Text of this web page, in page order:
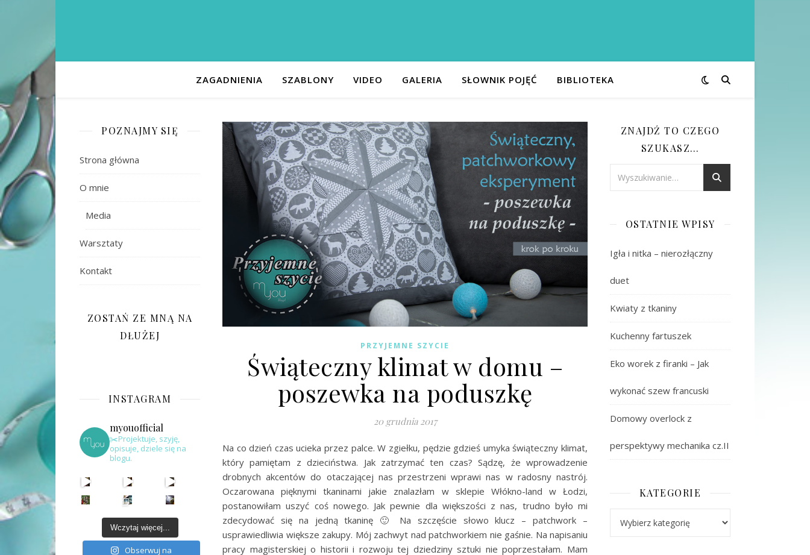
ZAGADNIENIA SZABLONY VIDEO GALERIA SŁOWNIK POJĘĆ BIBLIOTEKA
POZNAJMY SIĘ
Strona główna
O mnie
Media
Warsztaty
Kontakt
ZOSTAŃ ZE MNĄ NA
DŁUŻEJ
INSTAGRAM
myouofficial
✂️Projektuje, szyję,
opisuje, dziele się na
blogu.
Wczytaj więcej...
Obserwuj na
PRZYJEMNE SZYCIE
Świąteczny klimat w domu –
poszewka na poduszkę
20 grudnia 2017
Na co dzień czas ucieka przez palce. W zgiełku, pędzie gdzieś umyka świąteczny klimat,
który pamiętam z dzieciństwa. Jak zatrzymać ten czas? Sądzę, że wprowadzenie
drobnych akcentów do otaczającej nas przestrzeni wprawi nas w radosny nastrój.
Oczarowana pięknymi tkaninami jakie znalazłam w sklepie Włókno-land w Łodzi,
postanowiłam uszyć coś nowego. Jak pewnie dla większości z nas, trudno było mi
zdecydować się na jedną tkaninę 🙂 Na szczęście słowo klucz – patchwork –
usprawiedliwia większe zakupy. Mój zachwyt nad patchworkiem nie gaśnie. Na napisaniu
pracy magisterskiej o historii i rozwoju tej dziedziny sztuki nie poprzestałam. Mam
ZNAJDŹ TO CZEGO
SZUKASZ…
OSTATNIE WPISY
Igła i nitka – nierozłączny
duet
Kwiaty z tkaniny
Kuchenny fartuszek
Eko worek z firanki – Jak
wykonać szew francuski
Domowy overlock z
perspektywy mechanika cz.II
KATEGORIE